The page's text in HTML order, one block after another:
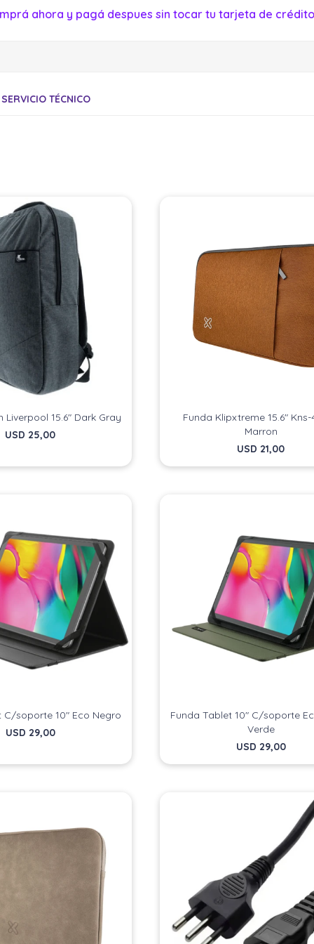
ahora y pagá despues sin tocar tu tarjeta de
SERVICIO TÉCNICO
Liverpool 15.6" Dark Gray
USD 25,00
Funda Klipxtreme 15.6"
Marron
USD 21,00
C/soporte 10" Eco Negro
USD 29,00
Funda Tablet 10" C/soporte
Verde
USD 29,00